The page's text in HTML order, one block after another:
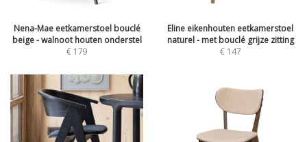
Nena-Mae eetkamerstoel bouclé
beige - walnoot houten onderstel
€ 179
Eline eikenhouten eetkamerstoel
naturel - met bouclé grijze zitting
€ 147